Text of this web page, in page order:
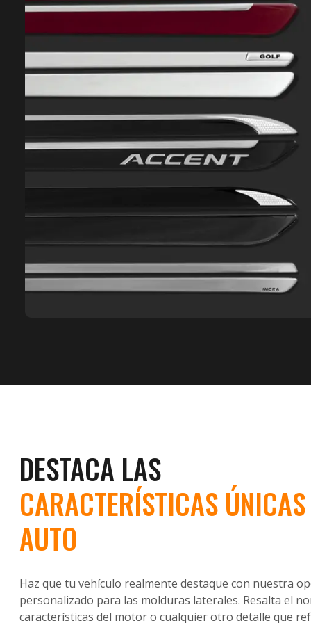
DESTACA LAS
CARACTERÍSTICAS
AUTO
Haz que tu vehículo realmente destaque con nuestra
personalizado para las molduras laterales. Resalta el
características del motor o cualquier otro detalle que